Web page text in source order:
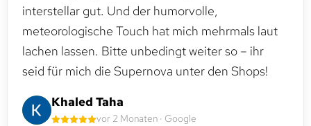
interstellar gut. Und der humorvolle,
meteorologische Touch hat mich mehrmals laut
lachen lassen. Bitte unbedingt weiter so – ihr
seid für mich die Supernova unter den Shops!
Khaled Taha
vor 2 Monaten · Google